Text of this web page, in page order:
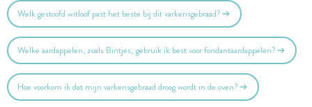
Welk gestoofd witloof past het beste bij dit varkensgebraad?
Welke aardappelen, zoals Bintjes, gebruik ik best voor fondantaardappelen?
Hoe voorkom ik dat mijn varkensgebraad droog wordt in de oven?